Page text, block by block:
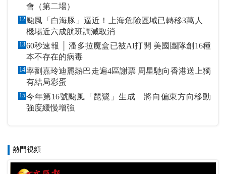
會（第二場）
12 颱風「白海豚」逼近！上海危險區域已轉移3萬人
機場近六成航班調減取消
1360秒速報 │ 潘多拉魔盒已被AI打開 美國團隊創16種
本不存在的病毒
14率劉嘉玲迪麗熱巴走遍4區謝票 周星馳向香港送上獨
有結局彩蛋
15今年第16號颱風「琵鷺」生成 將向偏東方向移動
強度緩慢增強
熱門視頻